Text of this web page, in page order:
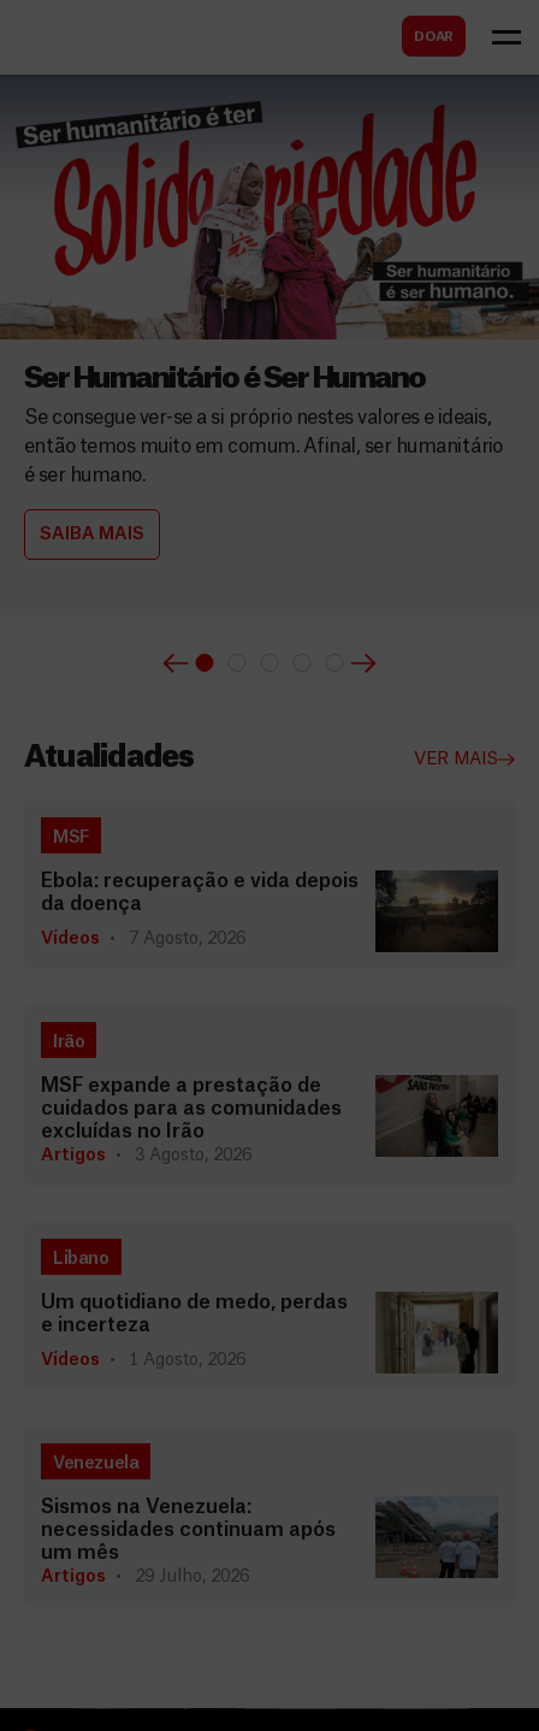
DOAR
Ser Humanitário é Ser Humano
Se consegue ver-se a si próprio nestes valores e ideais,
então temos muito em comum. Afinal, ser humanitário
é ser humano.
SAIBA MAIS
Atualidades VER MAIS
MSF
Ébola: recuperação e vida depois
da doença
Vídeos 7 Agosto, 2026
Irão
MSF expande a prestação de
cuidados para as comunidades
excluídas no Irão
Artigos 3 Agosto, 2026
Líbano
Um quotidiano de medo, perdas
e incerteza
Vídeos 1 Agosto, 2026
Venezuela
Sismos na Venezuela:
necessidades continuam após
um mês
Artigos 29 Julho, 2026
a
r